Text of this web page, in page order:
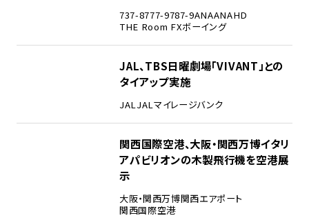
737-8777-9787-9ANAANAHD
THE Room FXボーイング
JAL、TBS日曜劇場「VIVANT」との
タイアップ実施
JALJALマイレージバンク
関西国際空港、大阪・関西万博イタリ
アパビリオンの木製飛行機を空港展
示
大阪・関西万博関西エアポート
関西国際空港